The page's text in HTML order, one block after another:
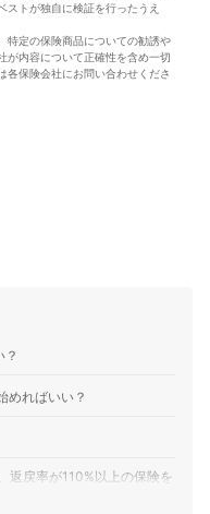
ストが独自に検証を行ったうえ
特定の保険商品についての勧誘や
が内容について正確性を含め一切
各保険会社にお問い合わせくださ
めればいい？
返戻率が110%以上の保険を